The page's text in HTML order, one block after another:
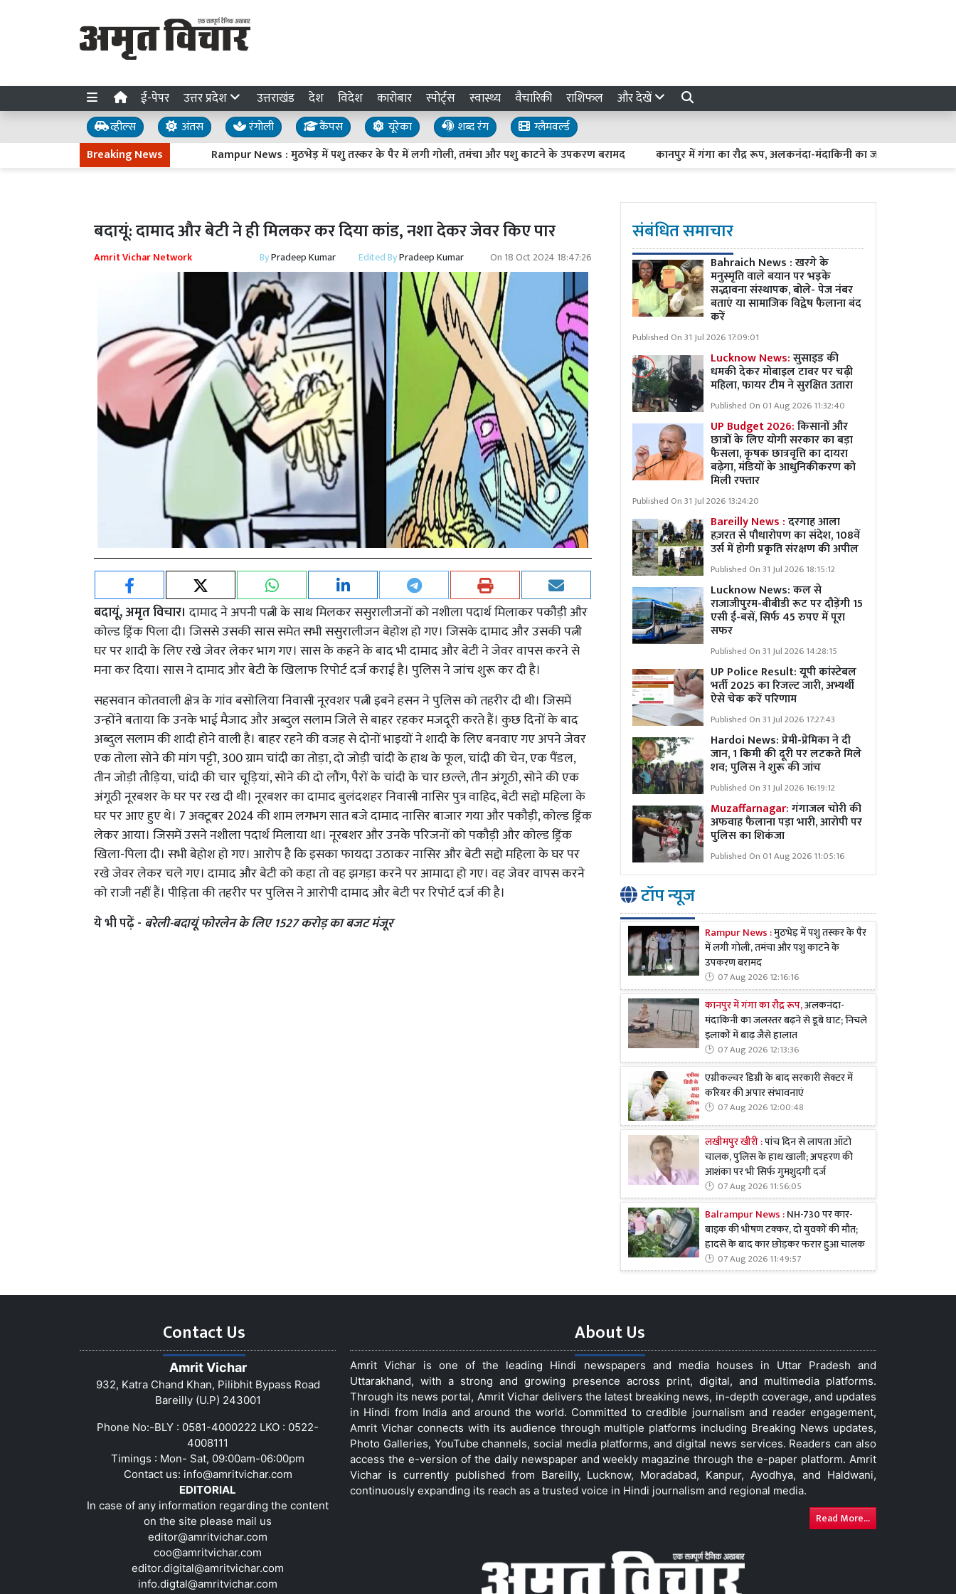
ई-पेपर उत्तर प्रदेश उत्तराखंड देश विदेश कारोबार स्पोर्ट्स स्वास्थ्य वैचारिकी राशिफल और देखें
व्हील्स अंतस रंगोली कैंपस यूरेका शब्द रंग
ग्लैमवर्ल्ड
Breaking News
Rampur News : मुठभेड़ में पशु तस्कर के पैर में लगी गोली, तमंचा और पशु काटने के उपकरण बरामद कानपुर में गंगा का रौद्र रूप, अलकनंदा-मंदाकिनी का जलस्तर बढ़ने से डूबे घाट;
बदायूं: दामाद और बेटी ने ही मिलकर कर दिया कांड, नशा देकर जेवर किए पार
Amrit Vichar Network ByPradeep Kumar Edited ByPradeep Kumar On 18 Oct 2024 18:47:26
बदायूं, अमृत विचार। दामाद ने अपनी पत्नी के साथ मिलकर ससुरालीजनों को नशीला पदार्थ मिलाकर पकौड़ी और
कोल्ड ड्रिंक पिला दी। जिससे उसकी सास समेत सभी ससुरालीजन बेहोश हो गए। जिसके दामाद और उसकी पत्नी
घर पर शादी के लिए रखे जेवर लेकर भाग गए। सास के कहने के बाद भी दामाद और बेटी ने जेवर वापस करने से
मना कर दिया। सास ने दामाद और बेटी के खिलाफ रिपोर्ट दर्ज कराई है। पुलिस ने जांच शुरू कर दी है।
सहसवान कोतवाली क्षेत्र के गांव बसोलिया निवासी नूरवशर पत्नी इबने हसन ने पुलिस को तहरीर दी थी। जिसमें
उन्होंने बताया कि उनके भाई मैजाद और अब्दुल सलाम जिले से बाहर रहकर मजदूरी करते हैं। कुछ दिनों के बाद
अब्दुल सलाम की शादी होने वाली है। बाहर रहने की वजह से दोनों भाइयों ने शादी के लिए बनवाए गए अपने जेवर
एक तोला सोने की मांग पट्टी, 300 ग्राम चांदी का तोड़ा, दो जोड़ी चांदी के हाथ के फूल, चांदी की चेन, एक पैंडल,
तीन जोड़ी तौड़िया, चांदी की चार चूड़ियां, सोने की दो लौंग, पैरों के चांदी के चार छल्ले, तीन अंगूठी, सोने की एक
अंगूठी नूरबशर के घर पर रख दी थी। नूरबशर का दामाद बुलंदशहर निवासी नासिर पुत्र वाहिद, बेटी सद्दो महिला के
घर पर आए हुए थे। 7 अक्टूबर 2024 की शाम लगभग सात बजे दामाद नासिर बाजार गया और पकौड़ी, कोल्ड ड्रिंक
लेकर आया। जिसमें उसने नशीला पदार्थ मिलाया था। नूरबशर और उनके परिजनों को पकौड़ी और कोल्ड ड्रिंक
खिला-पिला दी। सभी बेहोश हो गए। आरोप है कि इसका फायदा उठाकर नासिर और बेटी सद्दो महिला के घर पर
रखे जेवर लेकर चले गए। दामाद और बेटी को कहा तो वह झगड़ा करने पर आमादा हो गए। वह जेवर वापस करने
को राजी नहीं हैं। पीड़िता की तहरीर पर पुलिस ने आरोपी दामाद और बेटी पर रिपोर्ट दर्ज की है।
ये भी पढ़ें - बरेली-बदायूं फोरलेन के लिए 1527 करोड़ का बजट मंजूर
संबंधित समाचार
Bahraich News : खरगे के
मनुस्मृति वाले बयान पर भड़के
सद्भावना संस्थापक, बोले- पेज नंबर
बताएं या सामाजिक विद्वेष फैलाना बंद
करें
Published On 31 Jul 2026 17:09:01
Lucknow News:सुसाइड की
धमकी देकर मोबाइल टावर पर चढ़ी
महिला, फायर टीम ने सुरक्षित उतारा
Published On 01 Aug 2026 11:32:40
UP Budget 2026:किसानों और
छात्रों के लिए योगी सरकार का बड़ा
फैसला, कृषक छात्रवृत्ति का दायरा
बढ़ेगा, मंडियों के आधुनिकीकरण को
मिली रफ्तार
Published On 31 Jul 2026 13:24:20
Bareilly News :दरगाह आला
हज़रत से पौधारोपण का संदेश, 108वें
उर्स में होगी प्रकृति संरक्षण की अपील
Published On 31 Jul 2026 18:15:12
Lucknow News:कल से
राजाजीपुरम-बीबीडी रूट पर दौड़ेंगी 15
एसी ई-बसें, सिर्फ 45 रुपए में पूरा
सफर
Published On 31 Jul 2026 14:28:15
UP Police Result: यूपी कांस्टेबल
भर्ती 2025 का रिजल्ट जारी, अभ्यर्थी
ऐसे चेक करें परिणाम
Published On 31 Jul 2026 17:27:43
Hardoi News: प्रेमी-प्रेमिका ने दी
जान, 1 किमी की दूरी पर लटकते मिले
शव; पुलिस ने शुरू की जांच
Published On 31 Jul 2026 16:19:12
Muzaffarnagar:गंगाजल चोरी की
अफवाह फैलाना पड़ा भारी, आरोपी पर
पुलिस का शिकंजा
Published On 01 Aug 2026 11:05:16
टॉप न्यूज
Rampur News :मुठभेड़ में पशु तस्कर के पैर
में लगी गोली, तमंचा और पशु काटने के
उपकरण बरामद
07 Aug 2026 12:16:16
कानपुर में गंगा का रौद्र रूप,अलकनंदा-
मंदाकिनी का जलस्तर बढ़ने से डूबे घाट; निचले
इलाकों में बाढ़ जैसे हालात
07 Aug 2026 12:13:36
एग्रीकल्चर डिग्री के बाद सरकारी सेक्टर में
करियर की अपार संभावनाएं
07 Aug 2026 12:00:48
लखीमपुर खीरी :पांच दिन से लापता ऑटो
चालक, पुलिस के हाथ खाली; अपहरण की
आशंका पर भी सिर्फ गुमशुदगी दर्ज
07 Aug 2026 11:56:05
Balrampur News :NH-730 पर कार-
बाइक की भीषण टक्कर, दो युवकों की मौत;
हादसे के बाद कार छोड़कर फरार हुआ चालक
07 Aug 2026 11:49:57
Contact Us
Amrit Vichar
932, Katra Chand Khan, Pilibhit Bypass Road
Bareilly (U.P) 243001
Phone No:-BLY : 0581-4000222 LKO : 0522-
4008111
Timings : Mon- Sat, 09:00am-06:00pm
Contact us: info@amritvichar.com
EDITORIAL
In case of any information regarding the content
on the site please mail us
editor@amritvichar.com
coo@amritvichar.com
editor.digital@amritvichar.com
info.digtal@amritvichar.com
About Us
Amrit Vichar is one of the leading Hindi newspapers and media houses in Uttar Pradesh and
Uttarakhand, with a strong and growing presence across print, digital, and multimedia platforms.
Through its news portal, Amrit Vichar delivers the latest breaking news, in-depth coverage, and updates
in Hindi from India and around the world. Committed to credible journalism and reader engagement,
Amrit Vichar connects with its audience through multiple platforms including Breaking News updates,
Photo Galleries, YouTube channels, social media platforms, and digital news services. Readers can also
access the e-version of the daily newspaper and weekly magazine through the e-paper platform. Amrit
Vichar is currently published from Bareilly, Lucknow, Moradabad, Kanpur, Ayodhya, and Haldwani,
continuously expanding its reach as a trusted voice in Hindi journalism and regional media.
Read More...